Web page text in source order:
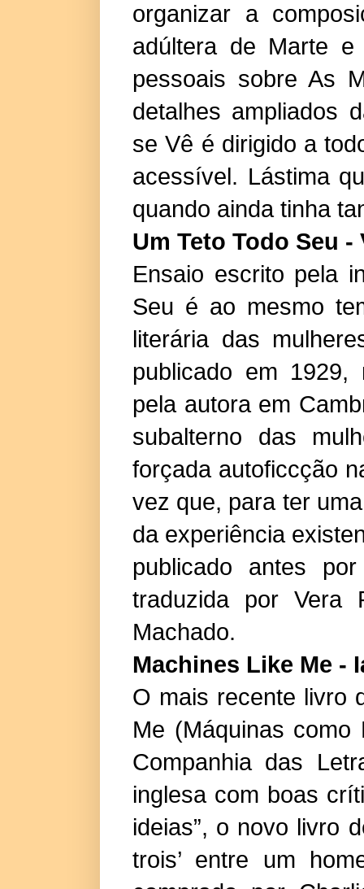
organizar a
adúltera de Marte
pessoais sobre As
detalhes ampliados
se Vê é dirigido a
acessível. Lástima
quando ainda tinha
Um Teto Todo Seu
Ensaio escrito pela
Seu é ao mesmo
literária das
publicado em 1929,
pela autora em
subalterno das
forçada autoficcção
vez que, para ter
da experiência
publicado antes
traduzida por Vera
Machado.
Machines Like Me -
O mais recente livro
Me (Máquinas
Companhia das
inglesa com boas
ideias”, o novo livro
trois’ entre um